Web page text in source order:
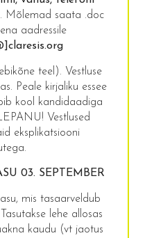
. Mõlemad saata .doc
aadressile
teel). Vestluse
Peale kirjaliku essee
kool kandidaadiga
Vestlused
eksplikatsiooni
03. SEPTEMBER
mis tasaarveldub
lehe allosas
kaudu (vt jaotus